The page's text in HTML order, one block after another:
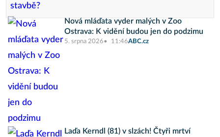
Nová mláďata vyder malých v Zoo
Ostrava: K vidění budou jen do podzimu
5. srpna 2026 11:46ABC.cz
Laďa Kerndl (81) v slzách! Čtyři mrtví